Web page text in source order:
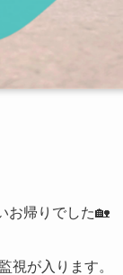
お帰りでした🏡
視が入ります。